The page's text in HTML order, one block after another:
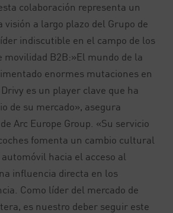
colaboración representa un
visión a largo plazo del Grupo de
indiscutible en el campo de los
movilidad B2B:»El mundo de la
enormes mutaciones en
es un player clave que ha
de su mercado», asegura
Arc Europe Group. «Su servicio
fomenta un cambio cultural
hacia el acceso al
influencia directa en los
Como líder del mercado de
es nuestro deber seguir este